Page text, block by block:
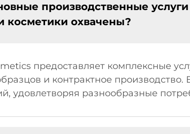
производственные
косметики охвачены?
предоставляет комплексные
и контрактное
удовлетворяя разнообразные